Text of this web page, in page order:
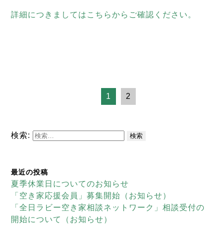
詳細につきましてはこちらからご確認ください。
1 2
検索:
最近の投稿
夏季休業日についてのお知らせ
「空き家応援会員」募集開始（お知らせ）
「全日ラビー空き家相談ネットワーク」相談受付の
開始について（お知らせ）